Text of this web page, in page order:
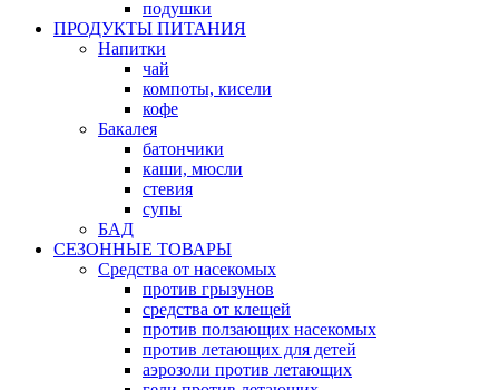
подушки
ПРОДУКТЫ ПИТАНИЯ
Напитки
чай
компоты, кисели
кофе
Бакалея
батончики
каши, мюсли
стевия
супы
БАД
СЕЗОННЫЕ ТОВАРЫ
Средства от насекомых
против грызунов
средства от клещей
против ползающих насекомых
против летающих для детей
аэрозоли против летающих